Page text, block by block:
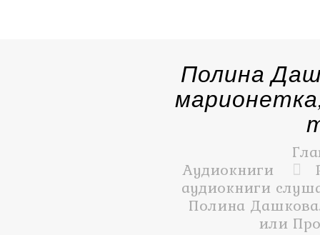
Полина
Аудиокниги
аудиокниги
Полина
или